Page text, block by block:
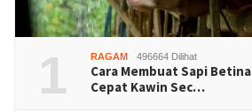
1 RAGAM 496664 Dilihat
Cara Membuat Sapi Betina
Cepat Kawin Sec…